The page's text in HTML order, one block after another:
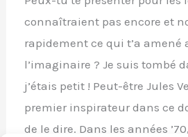
connaîtraient pas encore et
rapidement ce qui t’a amené
l’imaginaire ? Je suis tombé
j’étais petit ! Peut-être Jules
premier inspirateur dans ce
de le dire. Dans les années
improbables »